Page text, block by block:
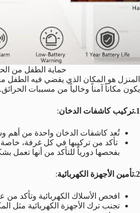
حماية الطفل من
المنزل هو المكان الذي يقضي فيه الطفل
يكون مكاناً آمناً وخالياً من مسببات الحرائق.
1.تركيب كاشفات الدخان :
تُعد كاشفات الدخان واحدة من أهم
تأكد من تركيبها في كل غرفة،
بفحصها دورياً للتأكد من أنها تعمل
2.تأمين الأجهزة الكهربائية :
افحص الأسلاك الكهربائية وتأكد من
تجنب ترك الأجهزة الكهربائية مثل